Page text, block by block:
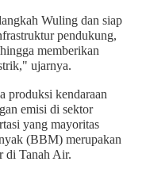
Wuling dan siap
pendukung,
memberikan
ujarnya.
produksi kendaraan
emisi di sektor
yang mayoritas
(BBM) merupakan
di Tanah Air.